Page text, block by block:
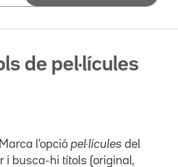
de pel·lícules
Marca l'opció pel·lícules del
i busca-hi títols (original,